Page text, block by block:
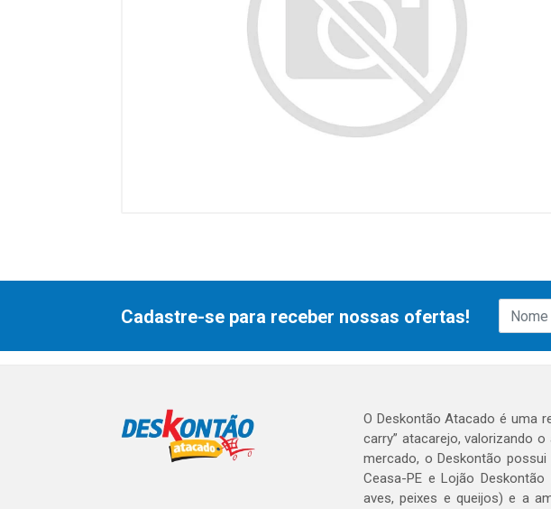
Cadastre-se para receber nossas ofertas!
O Deskontão Atacado é uma
carry” atacarejo, valorizando
mercado, o Deskontão
Ceasa-PE e Lojão
aves, peixes e queijos) e a